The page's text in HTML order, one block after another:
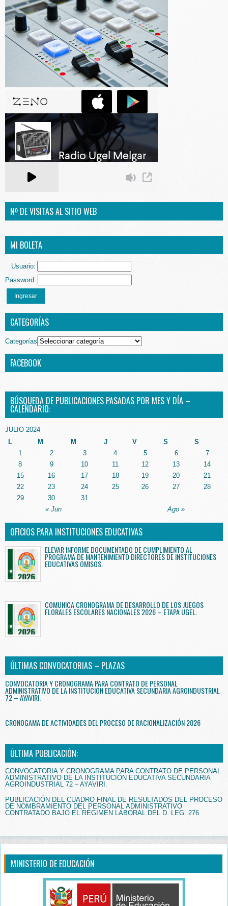
Nº DE VISITAS AL SITIO WEB
MI BOLETA
Usuario:
Password:
Ingresar
CATEGORÍAS
Categorías
FACEBOOK
BÚSQUEDA DE PUBLICACIONES PASADAS POR MES Y DÍA –
CALENDARIO:
JULIO 2024
L
M M J V S S
« Jun Ago »
1 2 3 4 5 6
7
8
9 10 11 12 13
14
15
16 17 18 19 20
21
22
23 24 25 26 27
28
29
30 31
OFICIOS PARA INSTITUCIONES EDUCATIVAS
ELEVAR INFORME DOCUMENTADO DE CUMPLIMIENTO AL
PROGRAMA DE MANTENIMIENTO DIRECTORES DE INSTITUCIONES
EDUCATIVAS OMISOS.
COMUNICA CRONOGRAMA DE DESARROLLO DE LOS JUEGOS
FLORALES ESCOLARES NACIONALES 2026 – ETAPA UGEL.
ÚLTIMAS CONVOCATORIAS – PLAZAS
CONVOCATORIA Y CRONOGRAMA PARA CONTRATO DE PERSONAL
ADMINISTRATIVO DE LA INSTITUCIÓN EDUCATIVA SECUNDARIA AGROINDUSTRIAL
72 – AYAVIRI.
CRONOGAMA DE ACTIVIDADES DEL PROCESO DE RACIONALIZACIÓN 2026
ÚLTIMA PUBLICACIÓN:
CONVOCATORIA Y CRONOGRAMA PARA CONTRATO DE PERSONAL
ADMINISTRATIVO DE LA INSTITUCIÓN EDUCATIVA SECUNDARIA
AGROINDUSTRIAL 72 – AYAVIRI.
PUBLICACIÓN DEL CUADRO FINAL DE RESULTADOS DEL PROCESO
DE NOMBRAMIENTO DEL PERSONAL ADMINISTRATIVO
CONTRATADO BAJO EL RÉGIMEN LABORAL DEL D. LEG. 276
MINISTERIO DE EDUCACIÓN